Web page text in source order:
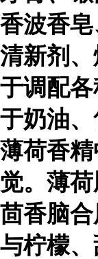
香波香
清新剂
于调配
于奶油
薄荷香
觉。薄
茴香脑
与柠檬